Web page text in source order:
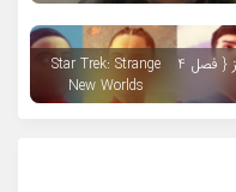
تگ تصویر عوض شد 1080 اختصاصی تاینی موویز { فصل 4
Star Trek: Strange
New Worlds